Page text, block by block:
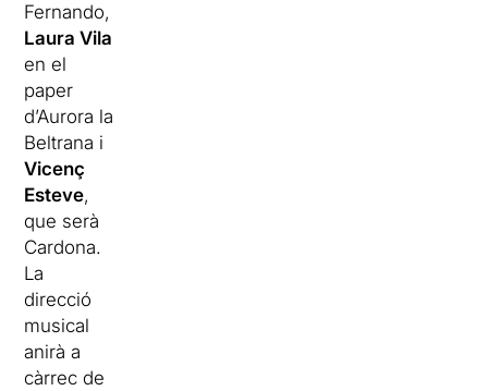
Fernando,
Laura Vila
en el
paper
d’Aurora la
Beltrana i
Vicenç
Esteve,
que serà
Cardona.
La
direcció
musical
anirà a
càrrec de